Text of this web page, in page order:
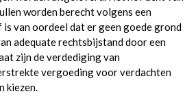
worden berecht volgens een
van oordeel dat er geen goede grond
adequate rechtsbijstand door een
zijn de verdediging van
vergoeding voor verdachten
kiezen.